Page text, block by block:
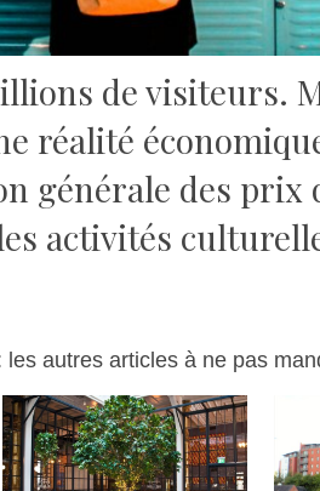
de visiteurs.
réalité
générale des prix
activités
les autres articles à ne pas